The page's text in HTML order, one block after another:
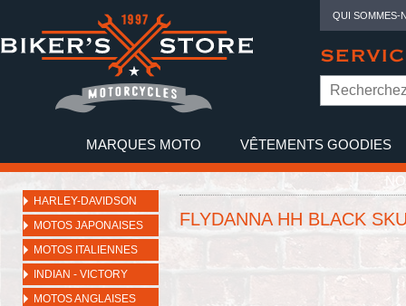
QUI SOMMES-
MARQUES MOTO VÊTEMENTS GOODIES
HARLEY-DAVIDSON
MOTOS JAPONAISES
MOTOS ITALIENNES
INDIAN - VICTORY
MOTOS ANGLAISES
FLYDANNA HH BLACK